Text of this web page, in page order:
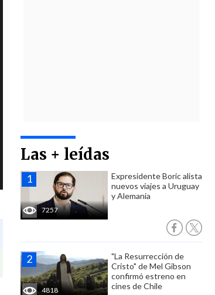
Las + leídas
7257
Expresidente Boric alista
nuevos viajes a Uruguay
y Alemania
4818
"La Resurrección de
Cristo" de Mel Gibson
confirmó estreno en
cines de Chile